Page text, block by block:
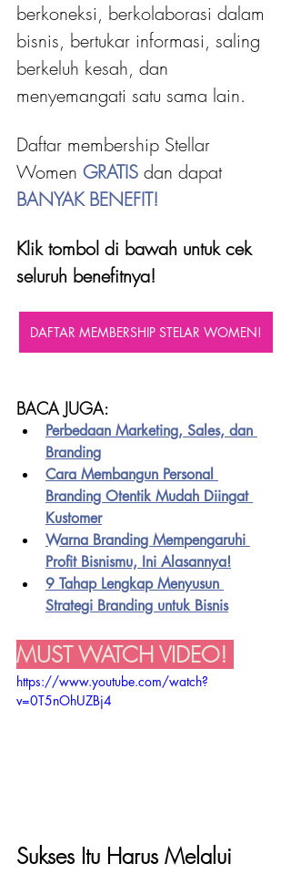
berkoneksi, berkolaborasi dalam
bisnis, bertukar informasi, saling
berkeluh kesah, dan
menyemangati satu sama lain.
Daftar membership Stellar
Women GRATIS dan dapat
BANYAK BENEFIT!
Klik tombol di bawah untuk cek
seluruh benefitnya!
DAFTAR MEMBERSHIP STELAR WOMEN!
BACA JUGA:
Perbedaan Marketing, Sales, dan
Branding
Cara Membangun Personal
Branding Otentik Mudah Diingat
Kustomer
Warna Branding Mempengaruhi
Profit Bisnismu, Ini Alasannya!
9 Tahap Lengkap Menyusun
Strategi Branding untuk Bisnis
MUST WATCH VIDEO!
https://www.youtube.com/watch?
v=0T5nOhUZBj4
Sukses Itu Harus Melalui